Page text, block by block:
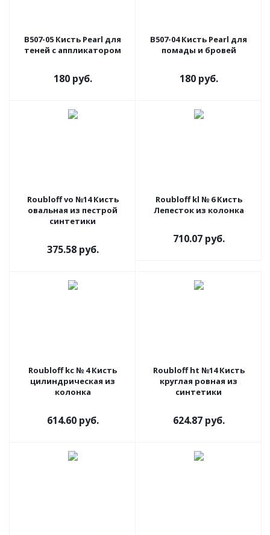
В507-05 Кисть Pearl для
теней с аппликатором
180 руб.
В507-04 Кисть Pearl для
помады и бровей
180 руб.
Roubloff vo №14 Кисть
овальная из пестрой
синтетики
375.58 руб.
Roubloff kl № 6 Кисть
Лепесток из колонка
710.07 руб.
Roubloff kc № 4 Кисть
цилиндрическая из
колонка
614.60 руб.
Roubloff ht №14 Кисть
круглая ровная из
синтетики
624.87 руб.